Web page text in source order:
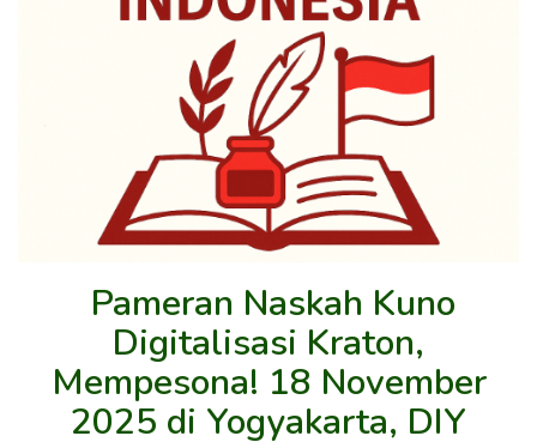
️ Pameran Naskah Kuno
Digitalisasi Kraton,
Mempesona! 18 November
2025 di Yogyakarta, DIY